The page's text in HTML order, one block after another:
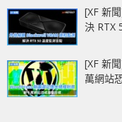
[XF 新
決 RTX
[XF 新
萬網站